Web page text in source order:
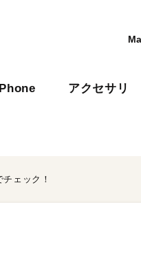
アクセサリ
ェック！